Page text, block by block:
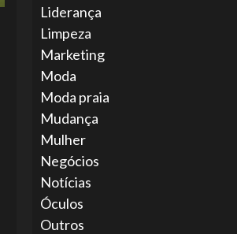
Liderança
Limpeza
Marketing
Moda
Moda praia
Mudança
Mulher
Negócios
Notícias
Óculos
Outros